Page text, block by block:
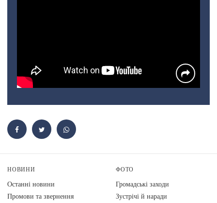
НОВИНИ
Останні новини
Промови та звернення
ФОТО
Громадські заходи
Зустрічі й наради